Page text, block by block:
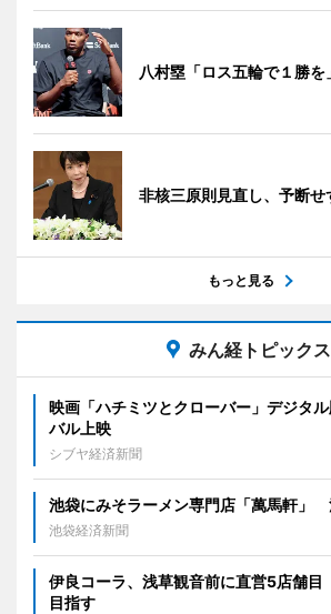
八村塁「ロス五輪で１勝を
非核三原則見直し、予断せ
もっと見る
みん経トピックス
映画「ハチミツとクローバー」デジタ
バル上映
シブヤ経済新聞
池袋にみそラーメン専門店「萬馬軒」
池袋経済新聞
伊良コーラ、浅草観音前に直営5店舗
目指す